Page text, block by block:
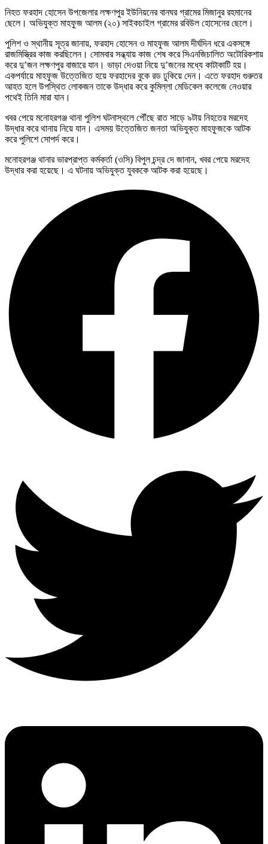
নিহত ফরহাদ হোসেন উপজেলার লক্ষণপুর ইউনিয়নের বানঘর গ্রামের মিজানুর রহমানের
ছেলে। অভিযুক্ত মাহফুজ আলম (২০) সাইকচাইল গ্রামের রবিউল হোসেনের ছেলে।
পুলিশ ও স্থানীয় সূত্র জানায়, ফরহাদ হোসেন ও মাহফুজ আলম দীর্ঘদিন ধরে একসঙ্গে
রাজমিস্ত্রির কাজ করছিলেন। সোমবার সন্ধ্যায় কাজ শেষ করে সিএনজিচালিত অটোরিকশায়
করে দু’জন লক্ষণপুর বাজারে যান। ভাড়া দেওয়া নিয়ে দু’জনের মধ্যে কাটাকাটি হয়।
একপর্যায়ে মাহফুজ উত্তেজিত হয়ে ফরহাদের বুকে রড ঢুকিয়ে দেন। এতে ফরহাদ গুরুতর
আহত হলে উপস্থিত লোকজন তাকে উদ্ধার করে কুমিল্লা মেডিকেল কলেজে নেওয়ার
পথেই তিনি মারা যান।
খবর পেয়ে মনোহরগঞ্জ থানা পুলিশ ঘটনাস্থলে পৌঁছে রাত সাড়ে ৯টায় নিহতের মরদেহ
উদ্ধার করে থানায় নিয়ে যান। এসময় উত্তেজিত জনতা অভিযুক্ত মাহফুজকে আটক
করে পুলিশে সোপর্দ করে।
মনোহরগঞ্জ থানার ভারপ্রাপ্ত কর্মকর্তা (ওসি) বিপুল চন্দ্র দে জানান, খবর পেয়ে মরদেহ
উদ্ধার করা হয়েছে। এ ঘটনায় অভিযুক্ত যুবককে আটক করা হয়েছে।